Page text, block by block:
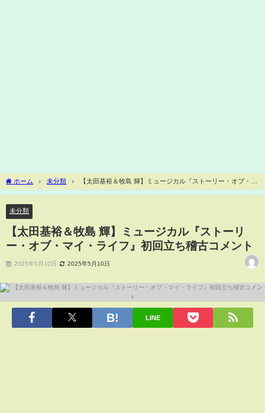
ホーム 未分類
【太田基裕＆牧島 輝】ミュージカル『ストーリー・オブ・マ
イ・ライフ』初回立ち稽古コメント
未分類
【太田基裕＆牧島 輝】ミュージカル『ストーリ
ー・オブ・マイ・ライフ』初回立ち稽古コメント
2025年5月10日 2025年5月10日
LINE